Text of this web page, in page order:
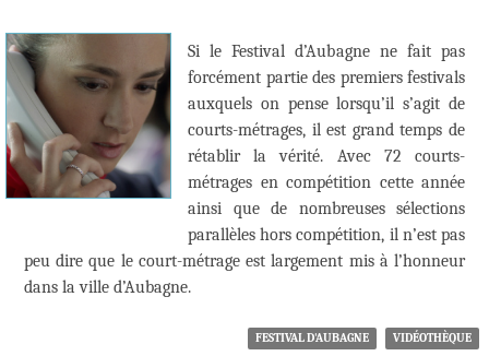
Si le Festival d’Aubagne ne fait pas
forcément partie des premiers festivals
auxquels on pense lorsqu’il s’agit de
courts-métrages, il est grand temps de
rétablir la vérité. Avec 72 courts-
métrages en compétition cette année
ainsi que de nombreuses sélections
parallèles hors compétition, il n’est pas
peu dire que le court-métrage est largement mis à l’honneur
dans la ville d’Aubagne.
FESTIVAL D'AUBAGNE VIDÉOTHÈQUE